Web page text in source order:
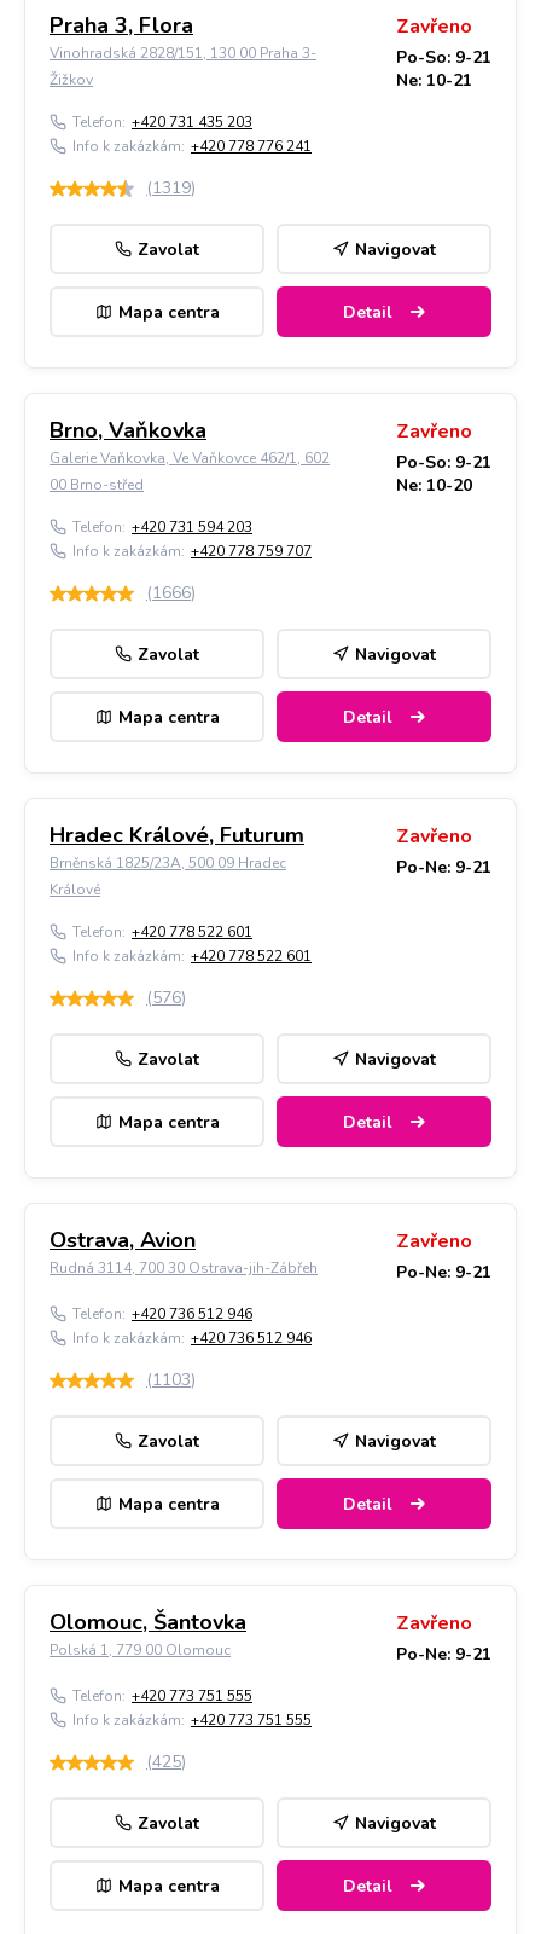
Praha 3, Flora
Vinohradská 2828/151, 130 00 Praha 3-
Žižkov
Zavřeno
Po-So: 9-21
Ne: 10-21
Telefon: +420 731 435 203
Info k zakázkám: +420 778 776 241
(1319)
Zavolat Navigovat
Mapa centra Detail
Brno, Vaňkovka
Galerie Vaňkovka, Ve Vaňkovce 462/1, 602
00 Brno-střed
Zavřeno
Po-So: 9-21
Ne: 10-20
Telefon: +420 731 594 203
Info k zakázkám: +420 778 759 707
(1666)
Zavolat Navigovat
Mapa centra Detail
Hradec Králové, Futurum
Brněnská 1825/23A, 500 09 Hradec
Králové
Zavřeno
Po-Ne: 9-21
Telefon: +420 778 522 601
Info k zakázkám: +420 778 522 601
(576)
Zavolat Navigovat
Mapa centra Detail
Ostrava, Avion
Rudná 3114, 700 30 Ostrava-jih-Zábřeh
Zavřeno
Po-Ne: 9-21
Telefon: +420 736 512 946
Info k zakázkám: +420 736 512 946
(1103)
Zavolat Navigovat
Mapa centra Detail
Olomouc, Šantovka
Polská 1, 779 00 Olomouc
Zavřeno
Po-Ne: 9-21
Telefon: +420 773 751 555
Info k zakázkám: +420 773 751 555
(425)
Zavolat Navigovat
Mapa centra Detail